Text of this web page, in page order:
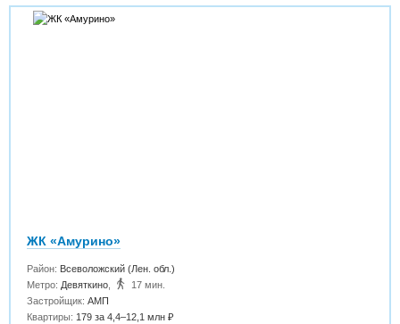
ЖК «Амурино»
Район: Всеволожский (Лен. обл.)
Метро: Девяткино
17 мин.
Застройщик:АМП
Квартиры: 179 за 4,4–12,1 млн ₽